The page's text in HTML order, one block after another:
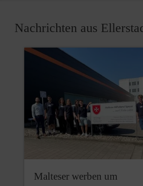
Nachrichten aus
Malteser werben um